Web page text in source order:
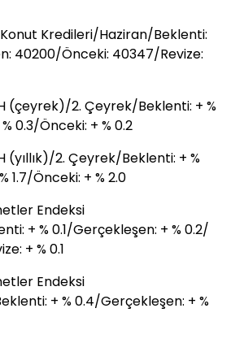
Kredileri/Haziran/Beklenti:
40200/Önceki: 40347/Revize:
(çeyrek)/2. Çeyrek/Beklenti: + %
0.3/Önceki: + % 0.2
(yıllık)/2. Çeyrek/Beklenti: + %
1.7/Önceki: + % 2.0
Endeksi
+ % 0.1/Gerçekleşen: + % 0.2/
+ % 0.1
Endeksi
+ % 0.4/Gerçekleşen: + %